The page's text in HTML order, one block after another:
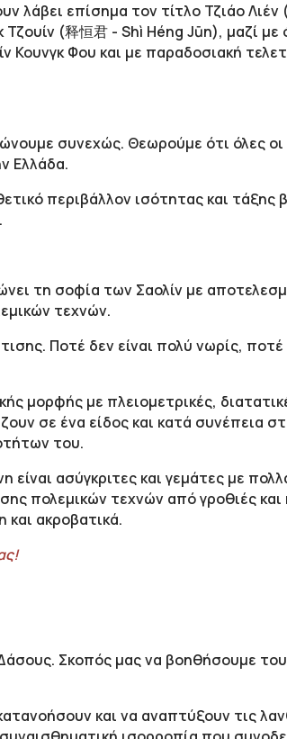
λάβει επίσημα τον τίτλο Τζιάο
(释恒君 - Shì Héng Jūn), μαζί με
Φου και με παραδοσιακή
συνεχώς. Θεωρούμε ότι όλες
Ελλάδα.
περιβάλλον ισότητας και τάξης
τη σοφία των Σαολίν με
τεχνών.
Ποτέ δεν είναι πολύ νωρίς, ποτέ
μορφής με πλειομετρικές,
σε ένα είδος και κατά συνέπεια
του.
είναι ασύγκριτες και γεμάτες με
πολεμικών τεχνών από γροθιές και
ακροβατικά.
Σκοπός μας να βοηθήσουμε
και να αναπτύξουν τις